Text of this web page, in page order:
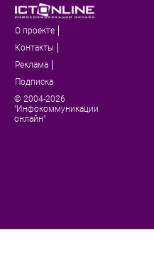
О проекте
Контакты
Реклама
Подписка
© 2004-2026
"Инфокоммуникации
онлайн"